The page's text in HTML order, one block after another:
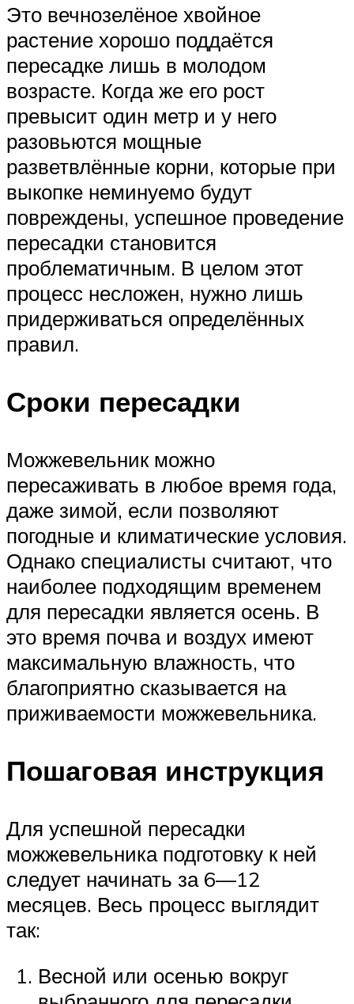
Это вечнозелёное хвойное
растение хорошо поддаётся
пересадке лишь в молодом
возрасте. Когда же его рост
превысит один метр и у него
разовьются мощные
разветвлённые корни, которые при
выкопке неминуемо будут
повреждены, успешное проведение
пересадки становится
проблематичным. В целом этот
процесс несложен, нужно лишь
придерживаться определённых
правил.
Сроки пересадки
Можжевельник можно
пересаживать в любое время года,
даже зимой, если позволяют
погодные и климатические условия.
Однако специалисты считают, что
наиболее подходящим временем
для пересадки является осень. В
это время почва и воздух имеют
максимальную влажность, что
благоприятно сказывается на
приживаемости можжевельника.
Пошаговая инструкция
Для успешной пересадки
можжевельника подготовку к ней
следует начинать за 6—12
месяцев. Весь процесс выглядит
так:
Весной или осенью вокруг